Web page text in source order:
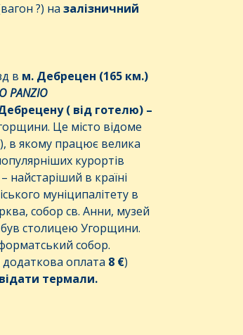
?) на залізничний
в м. Дебрецен (165 км.)
PANZIO
( від готелю) –
Це місто відоме
в якому працює велика
курортів
найстаріший в країні
муніципалітету в
собор св. Анни, музей
був столицею Угорщини.
собор.
оплата 8 €)
термали.